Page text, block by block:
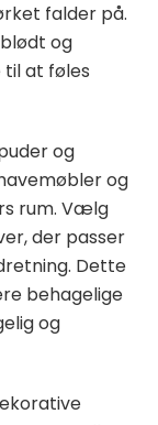
falder på.
og
til at føles
og
og
rum. Vælg
der passer
Dette
behagelige
og